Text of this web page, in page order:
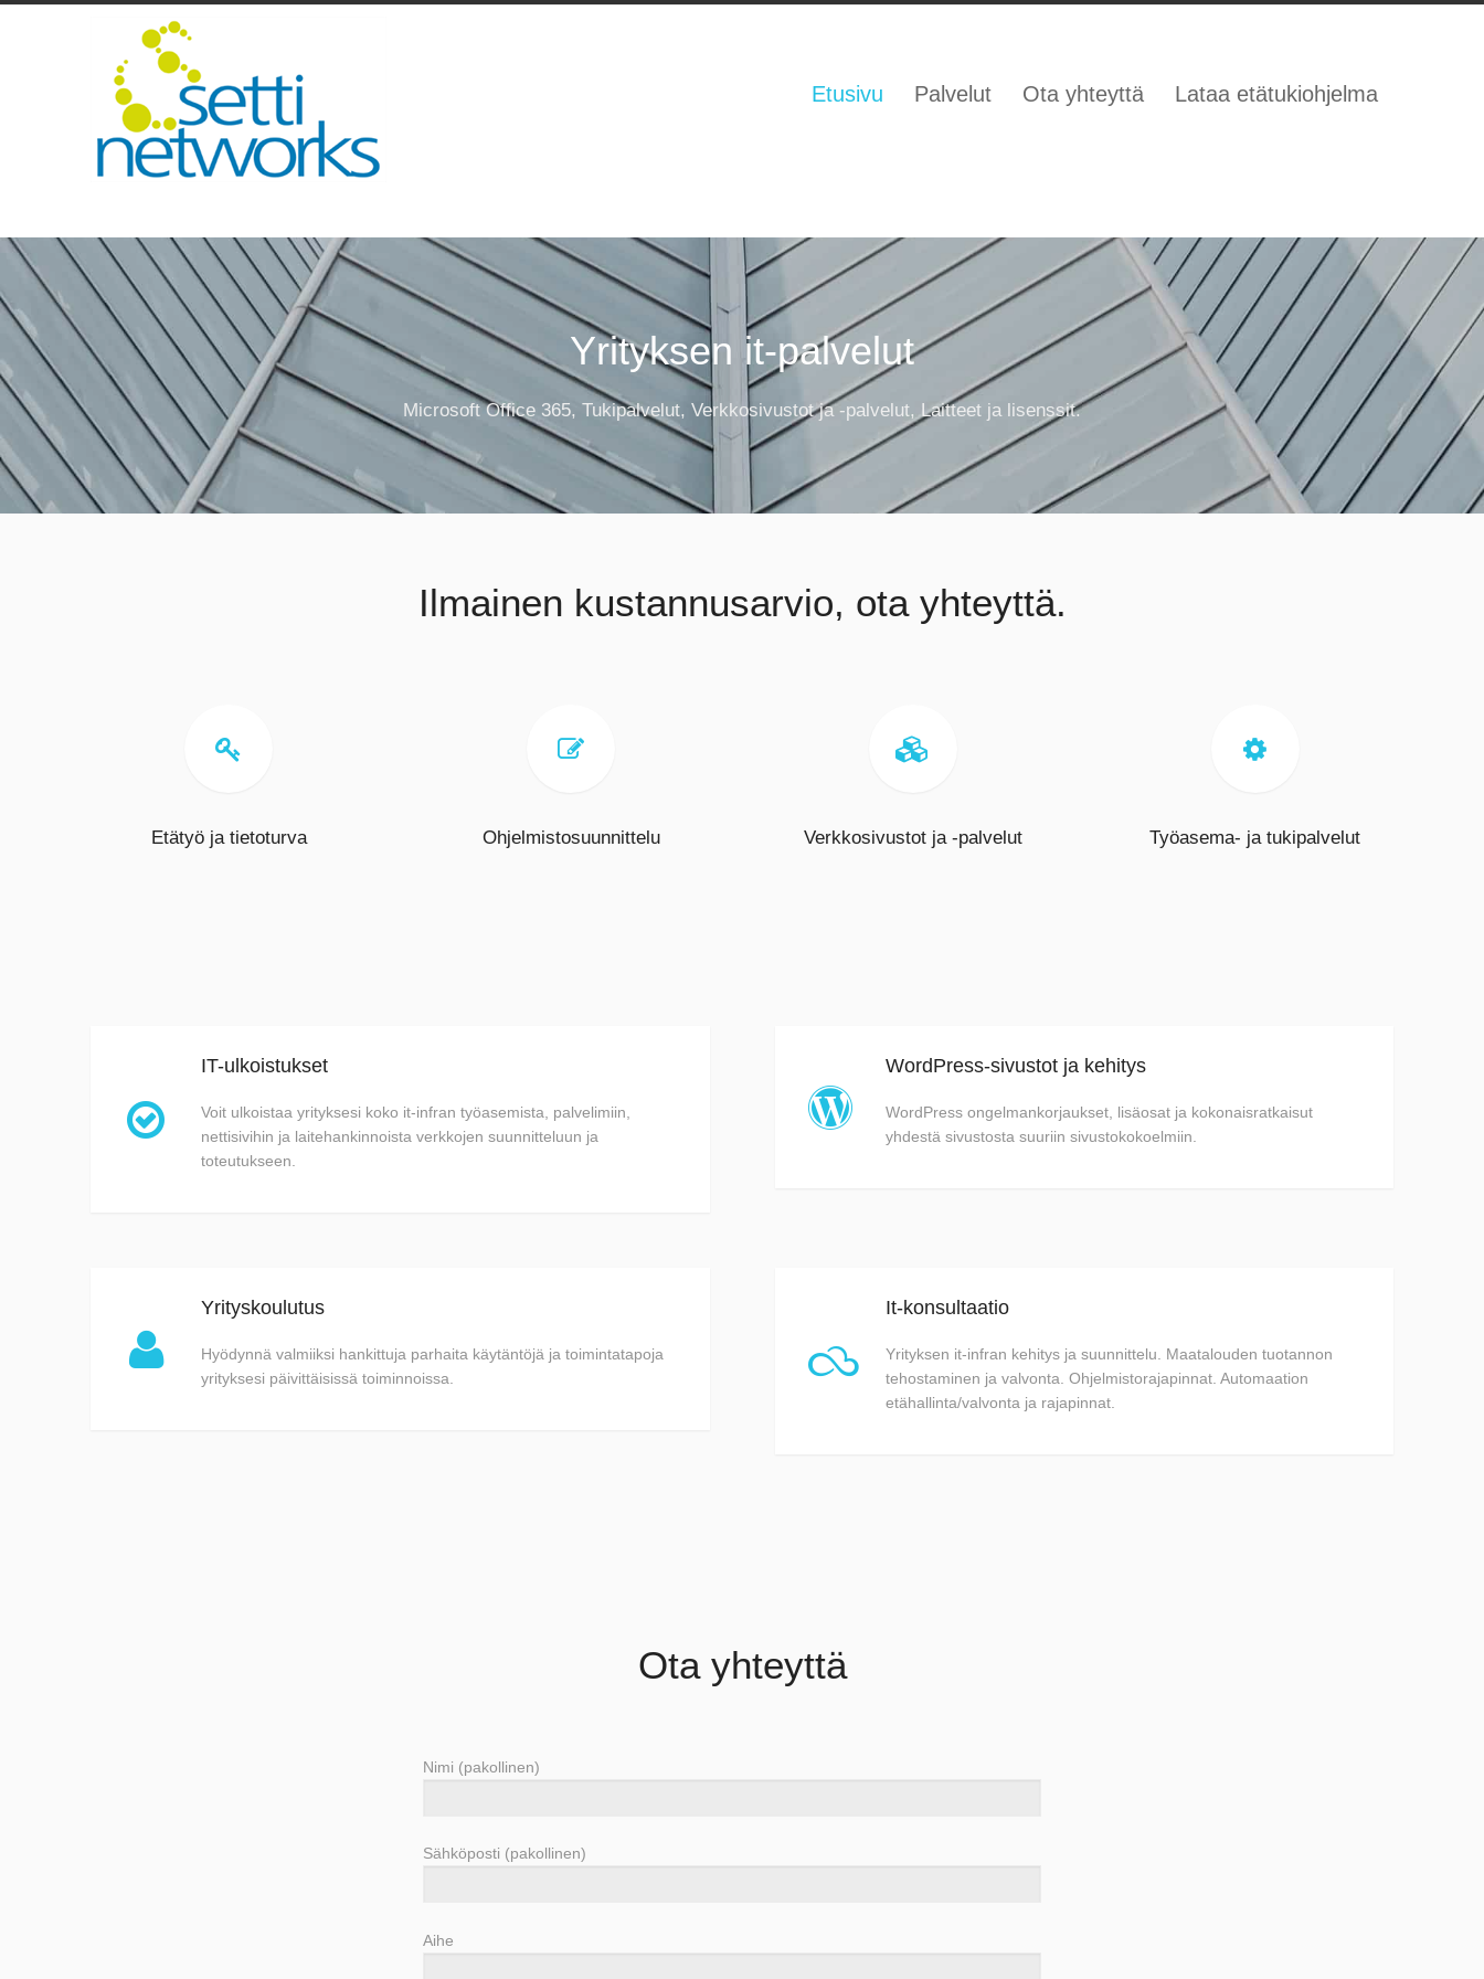
Etusivu Palvelut Ota yhteyttä Lataa etätukiohjelma
Yrityksen it-palvelut
Microsoft Office 365, Tukipalvelut, Verkkosivustot ja -palvelut, Laitteet ja lisenssit.
Ilmainen kustannusarvio, ota yhteyttä.

Etätyö ja tietoturva

Ohjelmistosuunnittelu

Verkkosivustot ja -palvelut

Työasema- ja tukipalvelut

IT-ulkoistukset
Voit ulkoistaa yrityksesi koko it-infran työasemista, palvelimiin,
nettisivihin ja laitehankinnoista verkkojen suunnitteluun ja
toteutukseen.

WordPress-sivustot ja kehitys
WordPress ongelmankorjaukset, lisäosat ja kokonaisratkaisut
yhdestä sivustosta suuriin sivustokokoelmiin.

Yrityskoulutus
Hyödynnä valmiiksi hankittuja parhaita käytäntöjä ja toimintatapoja
yrityksesi päivittäisissä toiminnoissa.

It-konsultaatio
Yrityksen it-infran kehitys ja suunnittelu. Maatalouden tuotannon
tehostaminen ja valvonta. Ohjelmistorajapinnat. Automaation
etähallinta/valvonta ja rajapinnat.
Ota yhteyttä
Nimi (pakollinen)
Sähköposti (pakollinen)
Aihe